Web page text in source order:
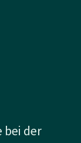
bei der